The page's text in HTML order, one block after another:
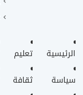
الرئيسية
سياسة
تعليم
ثقافة